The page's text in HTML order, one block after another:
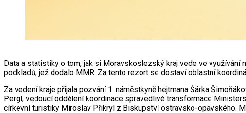
Data a statistiky o tom, jak si Moravskoslezský kraj vede ve využívání
podkladů, jež dodalo MMR. Za tento rezort se dostaví oblastní
Za vedení kraje přijala pozvání 1. náměstkyně hejtmana Šárka
Pergl, vedoucí oddělení koordinace spravedlivé transformace
církevní turistiky Miroslav Přikryl z Biskupství ostravsko-opavského.